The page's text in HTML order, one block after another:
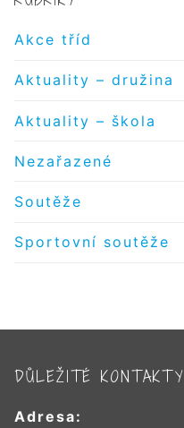
Akce tříd
Aktuality – družina
Aktuality – škola
Nezařazené
Soutěže
Sportovní soutěže
DŮLEŽITÉ KONTAKTY
Adresa: